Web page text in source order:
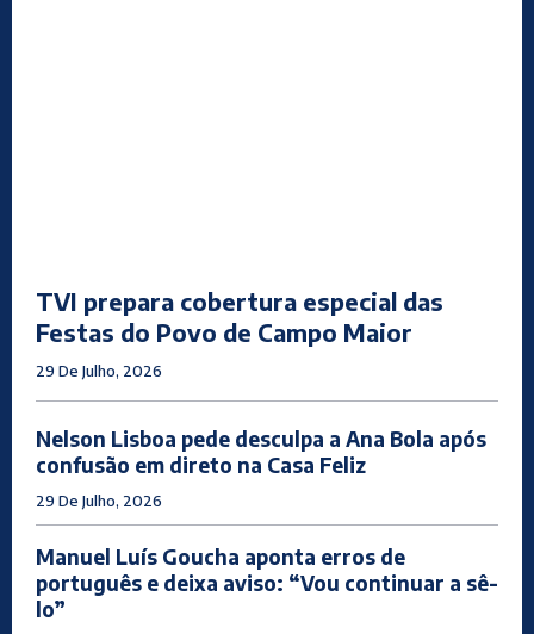
TVI prepara cobertura especial das
Festas do Povo de Campo Maior
29 De Julho, 2026
Nelson Lisboa pede desculpa a Ana Bola após
confusão em direto na Casa Feliz
29 De Julho, 2026
Manuel Luís Goucha aponta erros de
português e deixa aviso: “Vou continuar a sê-
lo”